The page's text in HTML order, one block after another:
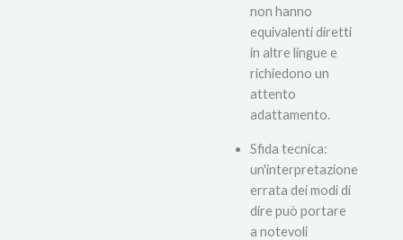
non hanno
equivalenti diretti
in altre lingue e
richiedono un
attento
adattamento.
Sfida tecnica:
un'interpretazione
errata dei modi di
dire può portare
a notevoli